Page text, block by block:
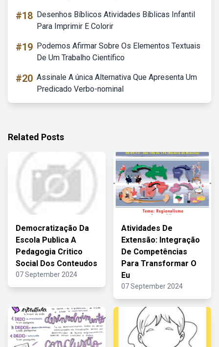
#18 Desenhos Bíblicos Atividades Bíblicas Infantil
Para Imprimir E Colorir
#19 Podemos Afirmar Sobre Os Elementos Textuais
De Um Trabalho Científico
#20 Assinale A única Alternativa Que Apresenta Um
Predicado Verbo-nominal
Related Posts
Democratização Da
Escola Publica A
Pedagogia Critico
Social Dos Conteudos
07 September 2024
Atividades De
Extensão: Integração
De Competências
Para Transformar O
Eu
07 September 2024